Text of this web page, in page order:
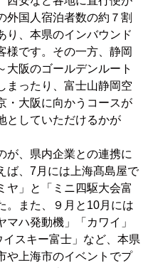
外国人宿泊者数の約７割
り、本県のインバウンド
様です。その一方、静岡
大阪のゴールデンルート
まったり、富士山静岡空
・大阪に向かうコースが
としていただけるかが
、県内企業との連携に
ば、7月には上海髙島屋で
ヤ」と「ミニ四駆大会富
。また、９月と10月には
ハ発動機」「カワイ」
スキー富士」など、本県
や上海市のイベントでプ